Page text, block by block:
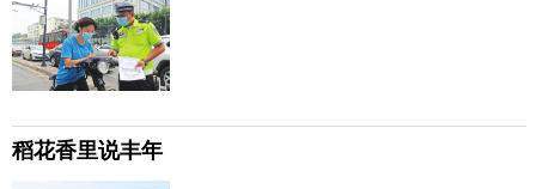
稻花香里说丰年